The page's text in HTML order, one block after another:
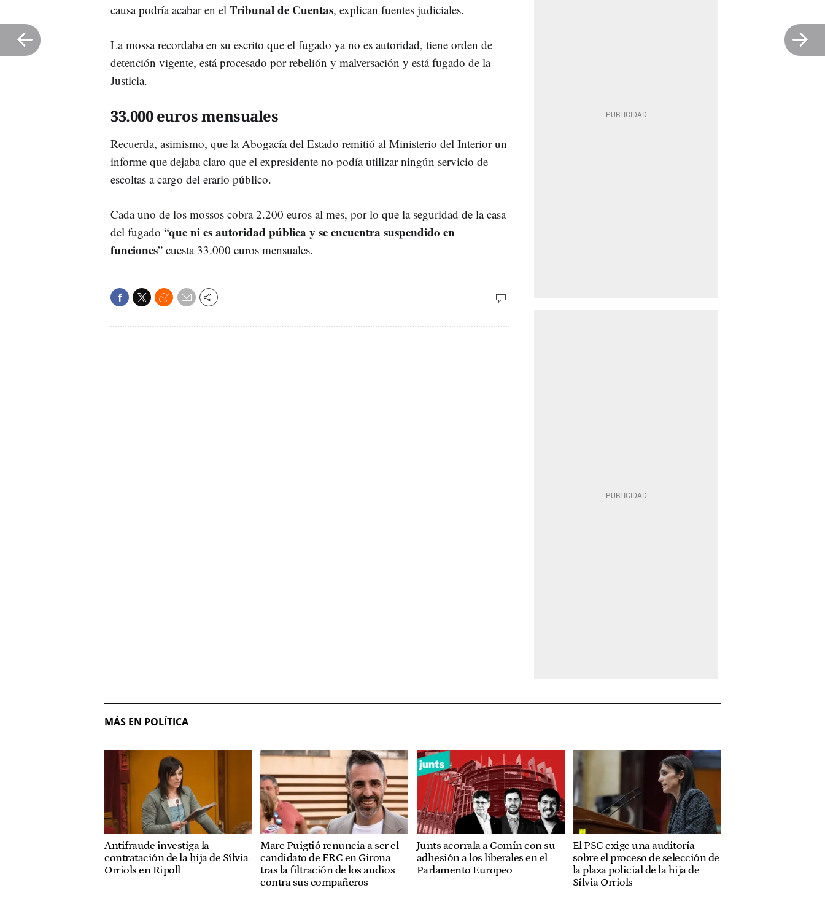
causa podría acabar en el Tribunal de Cuentas, explican fuentes judiciales.
La mossa recordaba en su escrito que el fugado ya no es autoridad, tiene orden de
detención vigente, está procesado por rebelión y malversación y está fugado de la
Justicia.
33.000 euros mensuales
Recuerda, asimismo, que la Abogacía del Estado remitió al Ministerio del Interior un
informe que dejaba claro que el expresidente no podía utilizar ningún servicio de
escoltas a cargo del erario público.
Cada uno de los mossos cobra 2.200 euros al mes, por lo que la seguridad de la casa
del fugado “que ni es autoridad pública y se encuentra suspendido en
funciones” cuesta 33.000 euros mensuales.
MÁS EN POLÍTICA
Antifraude investiga la
contratación de la hija de Sílvia
Orriols en Ripoll
Marc Puigtió renuncia a ser el
candidato de ERC en Girona
tras la filtración de los audios
contra sus compañeros
Junts acorrala a Comín con su
adhesión a los liberales en el
Parlamento Europeo
El PSC exige una auditoría
sobre el proceso de selección de
la plaza policial de la hija de
Sílvia Orriols